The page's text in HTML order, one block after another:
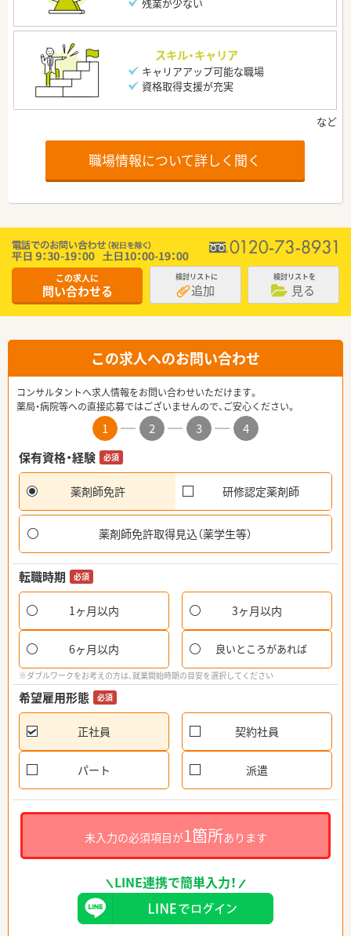
スキル・キャリア
キャリアアップ可能な職場
資格取得支援が充実
職場情報について詳しく聞く
この求人に
問い合わせる
検討リストに
追加
検討リストを
見る
この求人へのお問い合わせ
コンサルタントへ求人情報をお問い合わせいただけます。
薬局・病院等への直接応募ではございませんので、ご安心ください。
1 2 3
4
保有資格・経験
必須
薬剤師免許 研修認定薬剤師
薬剤師免許取得見込（薬学生等）
転職時期 必須
1ヶ月以内 3ヶ月以内
6ヶ月以内 良いところがあれば
※ダブルワークをお考えの方は、就業開始時期の目安を選択してください
希望雇用形態 必須
正社員 契約社員
パート 派遣
未入力の必須項目が1箇所あります
LINE連携で簡単入力！